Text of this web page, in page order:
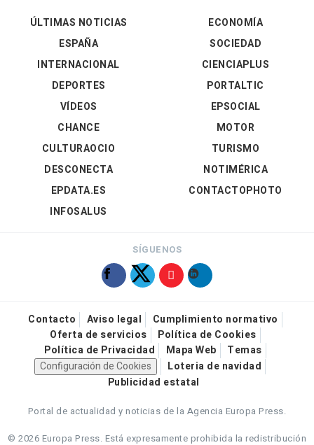
ÚLTIMAS NOTICIAS
ESPAÑA
INTERNACIONAL
DEPORTES
VÍDEOS
ECONOMÍA
SOCIEDAD
CIENCIAPLUS
PORTALTIC
EPSOCIAL
CHANCE
CULTURAOCIO
DESCONECTA
EPDATA.ES
INFOSALUS
MOTOR
TURISMO
NOTIMÉRICA
CONTACTOPHOTO
SÍGUENOS
Contacto Aviso legal
Cumplimiento normativo
Oferta de servicios
Política de Cookies
Política de Privacidad
Mapa Web
Temas
Configuración de Cookies
Loteria de navidad
Publicidad estatal
Portal de actualidad y noticias de la Agencia Europa Press.
© 2026 Europa Press. Está expresamente prohibida la redistribución